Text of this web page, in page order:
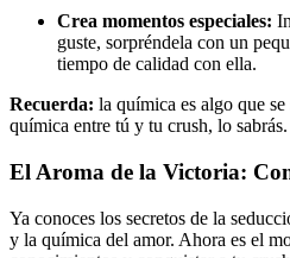
Crea momentos especiales:
guste, sorpréndela con un
tiempo de calidad con ella.
Recuerda: la química es algo que
química entre tú y tu crush, lo sabrás.
El Aroma de la Victoria:
Ya conoces los secretos de la
y la química del amor. Ahora es el